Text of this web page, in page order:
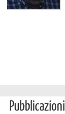
Pubblicazioni